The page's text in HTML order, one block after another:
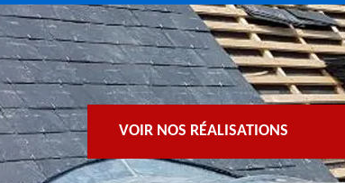
VOIR NOS RÉALISATIONS